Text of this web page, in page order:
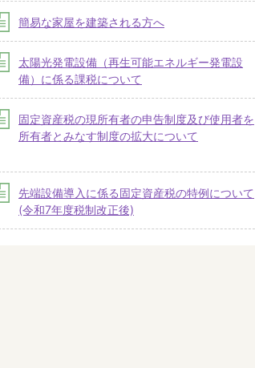
簡易な家屋を建築される方へ
太陽光発電設備（再生可能エネルギー発電設
備）に係る課税について
固定資産税の現所有者の申告制度及び使用者を
所有者とみなす制度の拡大について
先端設備導入に係る固定資産税の特例について
(令和7年度税制改正後)